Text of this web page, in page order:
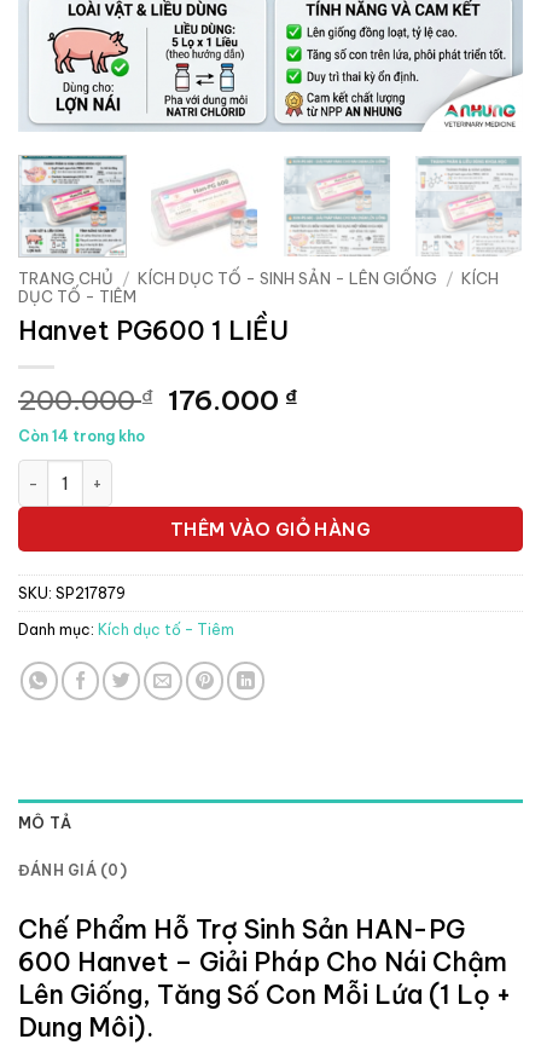
TRANG CHỦ / KÍCH DỤC TỐ - SINH SẢN - LÊN GIỐNG / KÍCH
DỤC TỐ - TIÊM
Hanvet PG600 1 LIỀU
200.000₫ Giá
176.000 ₫Giá
176.000 ₫.
Còn 14 trong kho
THÊM VÀO GIỎ HÀNG
SKU: SP217879
Danh mục: Kích dục tố - Tiêm
MÔ TẢ
ĐÁNH GIÁ (0)
Chế Phẩm Hỗ Trợ Sinh Sản HAN-PG
600 Hanvet – Giải Pháp Cho Nái Chậm
Lên Giống, Tăng Số Con Mỗi Lứa (1 Lọ +
Dung Môi).